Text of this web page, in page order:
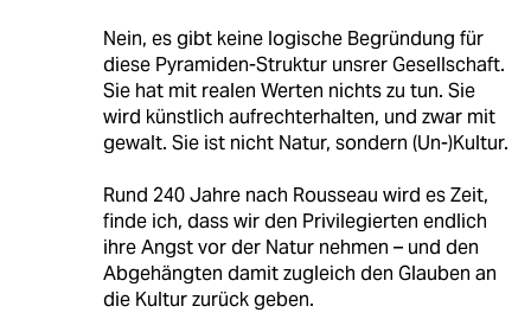
Nein, es gibt keine logische Begründung für
diese Pyramiden-Struktur unsrer Gesellschaft.
Sie hat mit realen Werten nichts zu tun. Sie
wird künstlich aufrechterhalten, und zwar mit
gewalt. Sie ist nicht Natur, sondern (Un-)Kultur.
Rund 240 Jahre nach Rousseau wird es Zeit,
finde ich, dass wir den Privilegierten endlich
ihre Angst vor der Natur nehmen – und den
Abgehängten damit zugleich den Glauben an
die Kultur zurück geben.